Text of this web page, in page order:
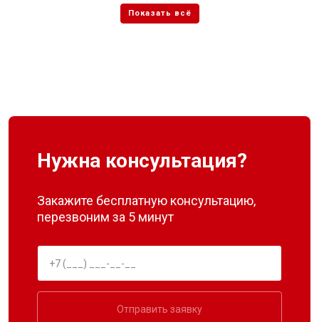
Нужна консультация?
Закажите бесплатную консультацию,
перезвоним за 5 минут
Отправить заявку